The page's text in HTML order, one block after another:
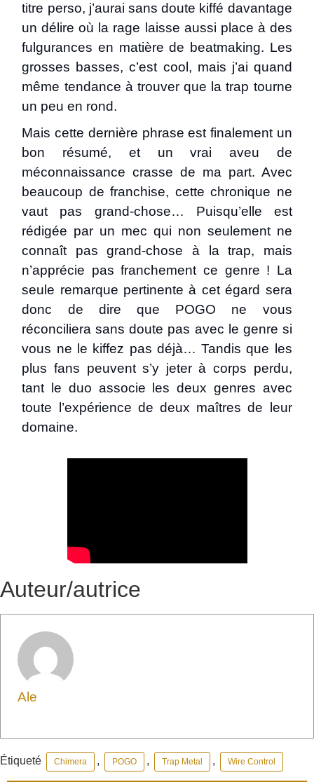
titre perso, j’aurai sans doute kiffé davantage
un délire où la rage laisse aussi place à des
fulgurances en matière de beatmaking. Les
grosses basses, c’est cool, mais j’ai quand
même tendance à trouver que la trap tourne
un peu en rond.
Mais cette dernière phrase est finalement un
bon résumé, et un vrai aveu de
méconnaissance crasse de ma part. Avec
beaucoup de franchise, cette chronique ne
vaut pas grand-chose… Puisqu’elle est
rédigée par un mec qui non seulement ne
connaît pas grand-chose à la trap, mais
n’apprécie pas franchement ce genre ! La
seule remarque pertinente à cet égard sera
donc de dire que POGO ne vous
réconciliera sans doute pas avec le genre si
vous ne le kiffez pas déjà… Tandis que les
plus fans peuvent s’y jeter à corps perdu,
tant le duo associe les deux genres avec
toute l’expérience de deux maîtres de leur
domaine.
Auteur/autrice
Ale
Étiqueté Chimera , POGO , Trap Metal , Wire Control